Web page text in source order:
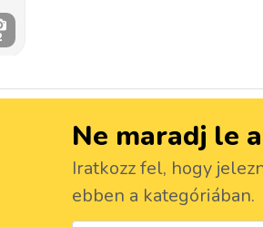
Ne maradj le
Iratkozz fel, hogy
ebben a kategóriában.